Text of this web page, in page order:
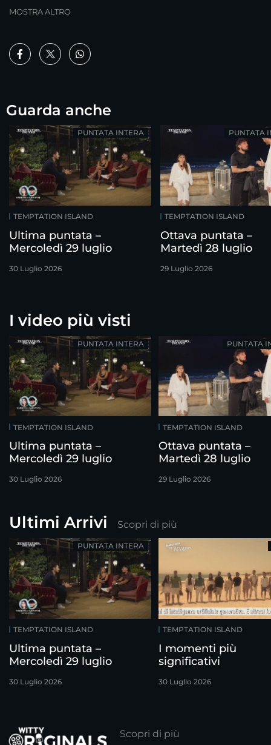
MOSTRA ALTRO
Guarda anche
TEMPTATION ISLAND
Ultima puntata –
Mercoledì 29 luglio
30 Luglio 2026
PUNTATA INTERA
TEMPTATION ISLAND
Ottava puntata –
Martedì 28 luglio
29 Luglio 2026
PUNTATA
I video più visti
TEMPTATION ISLAND
Ultima puntata –
Mercoledì 29 luglio
30 Luglio 2026
PUNTATA INTERA
TEMPTATION ISLAND
Ottava puntata –
Martedì 28 luglio
29 Luglio 2026
PUNTATA
Ultimi Arrivi Scopri di più
TEMPTATION ISLAND
Ultima puntata –
Mercoledì 29 luglio
30 Luglio 2026
PUNTATA INTERA
TEMPTATION ISLAND
I momenti più
significativi
30 Luglio 2026
Scopri di più